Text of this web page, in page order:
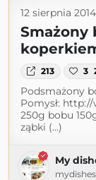
12 sierpnia 2014
Smażony
213 3
Podsmażony
Pomysł:
250g bobu
ząbki (...)
My